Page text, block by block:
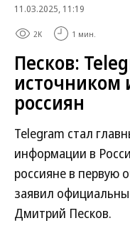
11.03.2025, 11:19
2K 1 мин.
Песков:
россиян
Telegram стал
информации в
россияне в первую
заявил
Дмитрий Песков.